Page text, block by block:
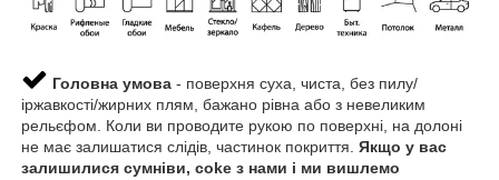
Головна умова - поверхня суха, чиста, без пилу/
іржавкості/жирних плям, бажано рівна або з невеликим
рельєфом. Коли ви проводите рукою по поверхні, на долоні
не має залишатися слідів, частинок покриття. Якщо у вас
залишилися сумніви, coke з нами і ми вишлемо